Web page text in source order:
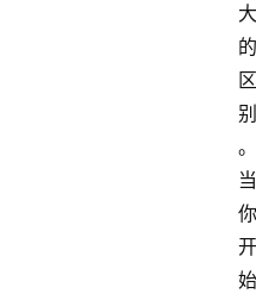
大
的
区
别
。
当
你
开
始